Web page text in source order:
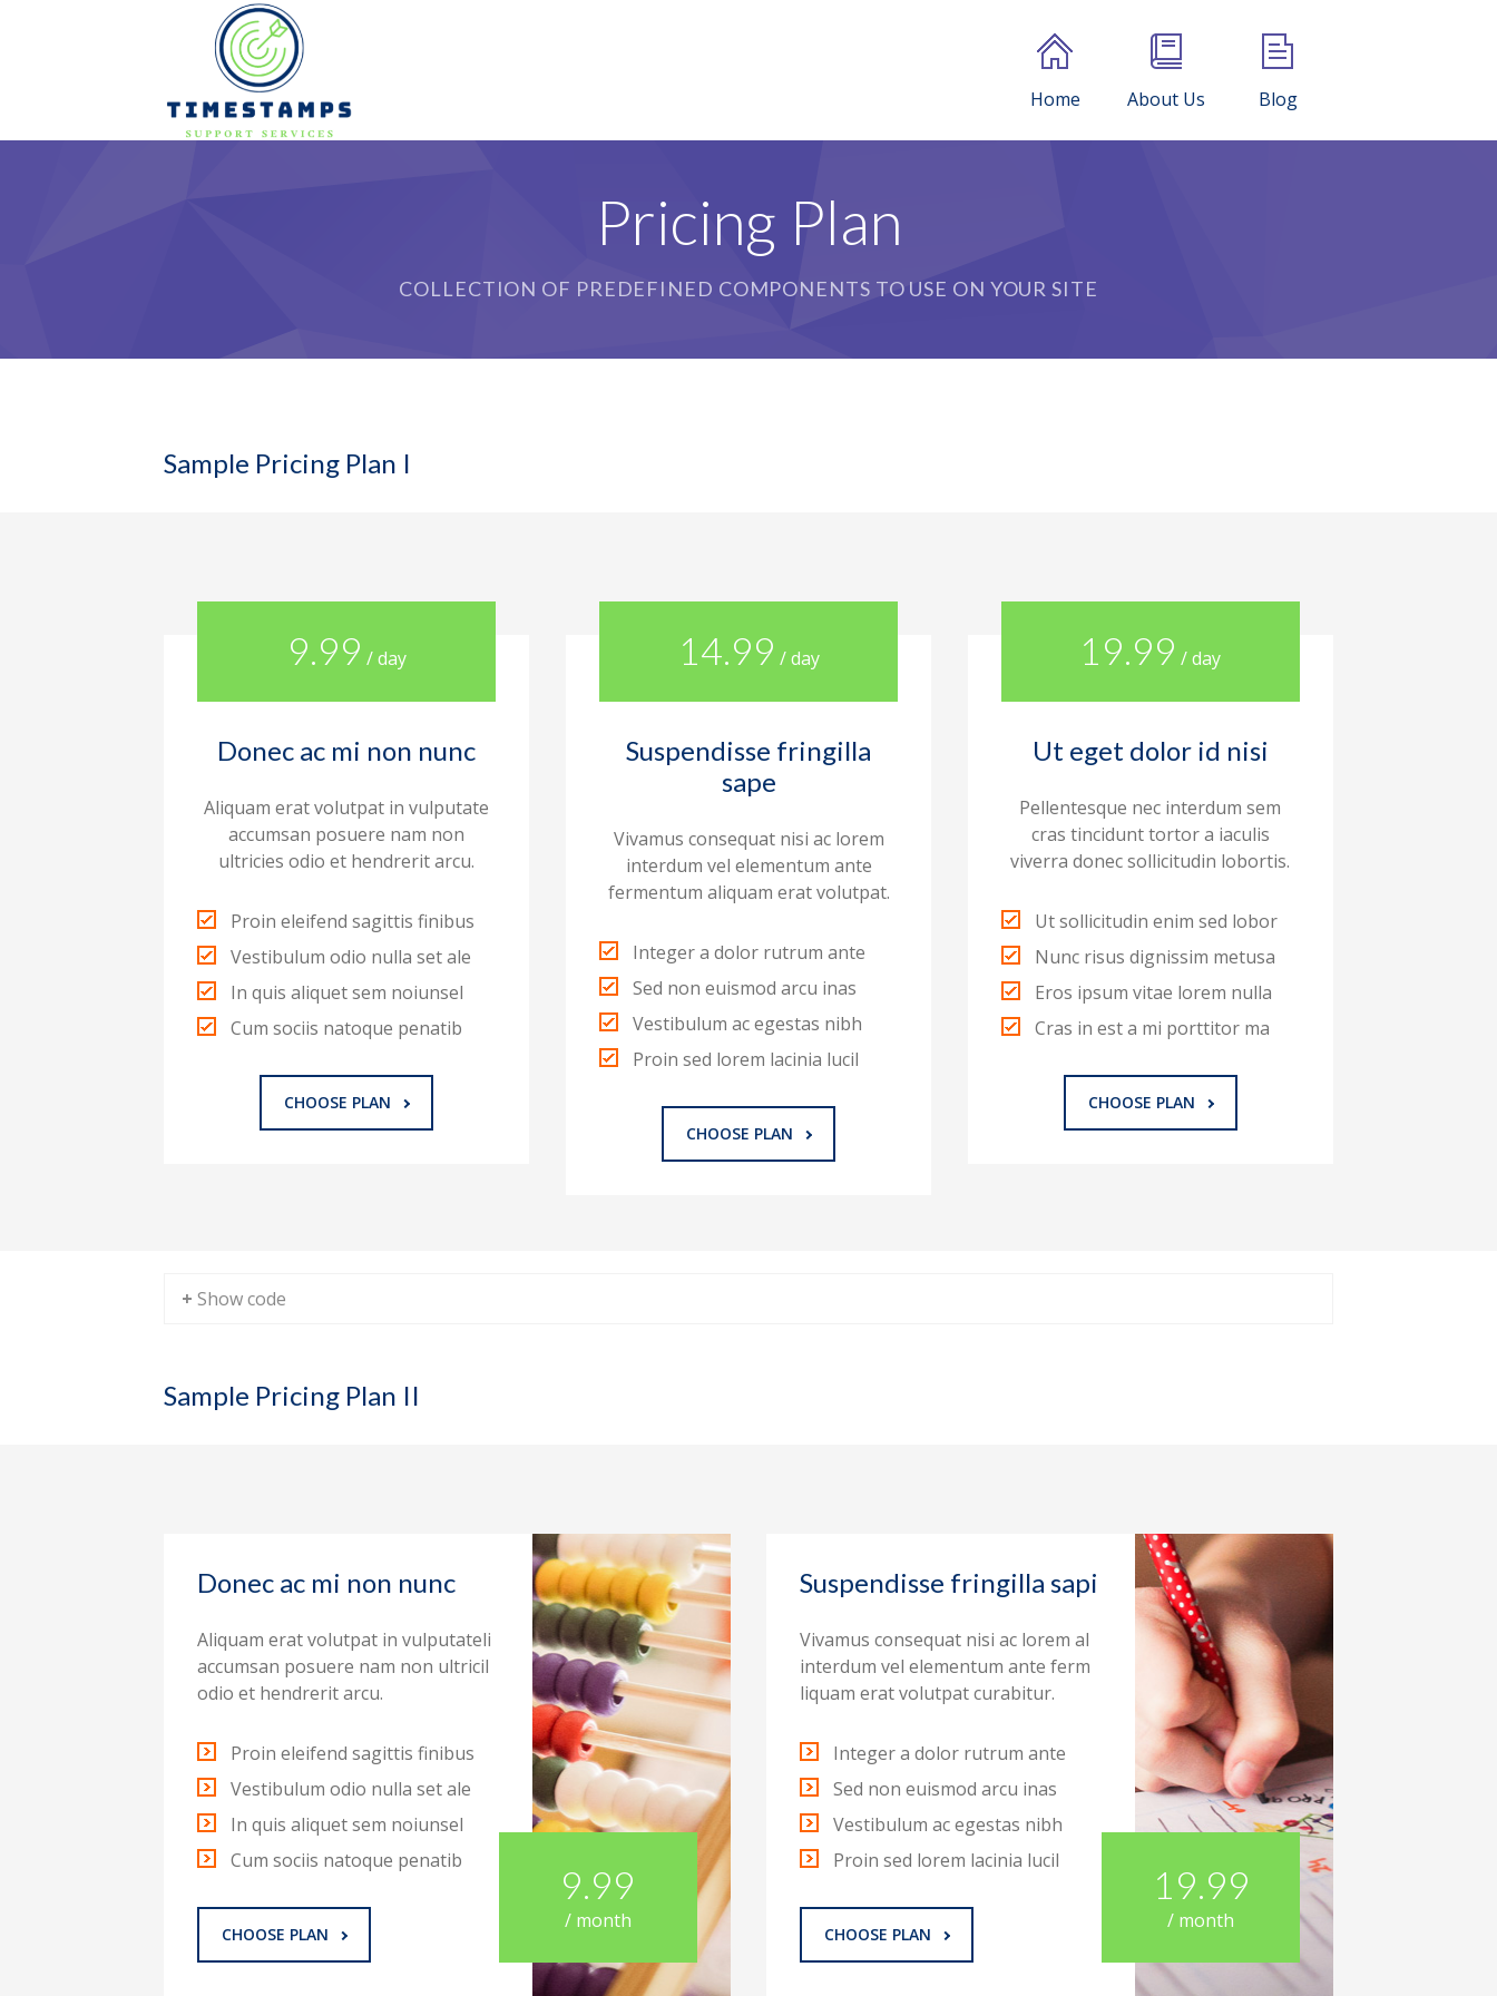
Home About Us Blog
Pricing Plan
COLLECTION OF PREDEFINED COMPONENTS TO USE ON YOUR SITE
Sample Pricing Plan I
9.99 / day
Donec ac mi non nunc
Aliquam erat volutpat in vulputate
accumsan posuere nam non
ultricies odio et hendrerit arcu.
Proin eleifend sagittis finibus
Vestibulum odio nulla set ale
In quis aliquet sem noiunsel
Cum sociis natoque penatib
CHOOSE PLAN
14.99 / day
Suspendisse fringilla
sape
Vivamus consequat nisi ac lorem
interdum vel elementum ante
fermentum aliquam erat volutpat.
Integer a dolor rutrum ante
Sed non euismod arcu inas
Vestibulum ac egestas nibh
Proin sed lorem lacinia lucil
CHOOSE PLAN
19.99 / day
Ut eget dolor id nisi
Pellentesque nec interdum sem
cras tincidunt tortor a iaculis
viverra donec sollicitudin lobortis.
Ut sollicitudin enim sed lobor
Nunc risus dignissim metusa
Eros ipsum vitae lorem nulla
Cras in est a mi porttitor ma
CHOOSE PLAN
+ Show code
Sample Pricing Plan II
9.99
/ month
Donec ac mi non nunc
Aliquam erat volutpat in vulputateli
accumsan posuere nam non ultricil
odio et hendrerit arcu.
Proin eleifend sagittis finibus
Vestibulum odio nulla set ale
In quis aliquet sem noiunsel
Cum sociis natoque penatib
CHOOSE PLAN
19.99
/ month
Suspendisse fringilla sapi
Vivamus consequat nisi ac lorem al
interdum vel elementum ante ferm
liquam erat volutpat curabitur.
Integer a dolor rutrum ante
Sed non euismod arcu inas
Vestibulum ac egestas nibh
Proin sed lorem lacinia lucil
CHOOSE PLAN